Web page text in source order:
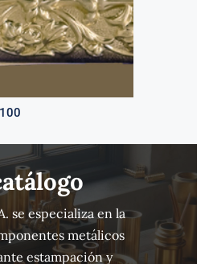
se especializa en la
metálicos
estampación y